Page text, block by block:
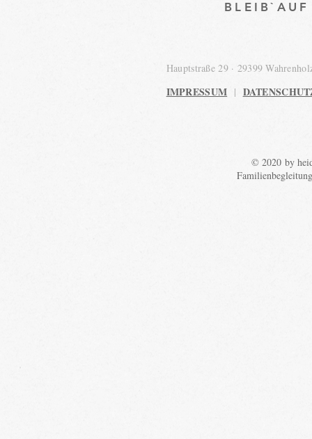
Hauptstraße 29 · 29399
IMPRESSUM |
© 2020 by